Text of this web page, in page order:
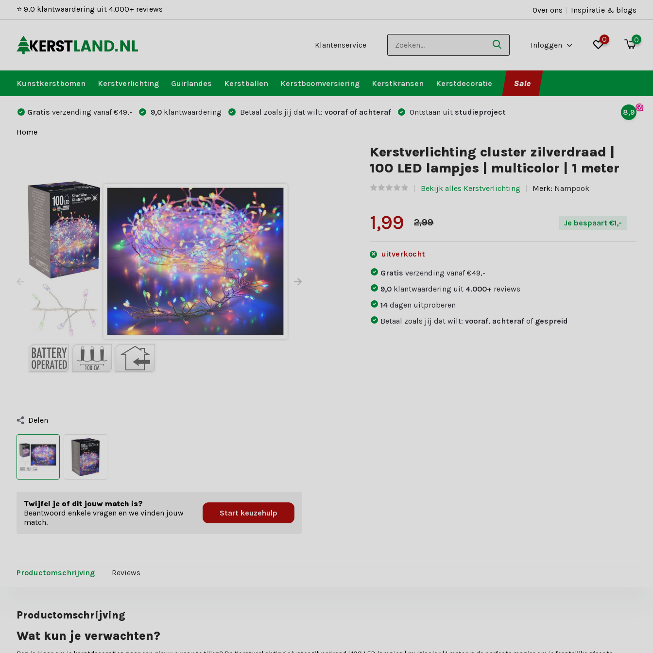
⭐ 9,0 klantwaardering uit 4.000+ reviews Over ons | Inspiratie & blogs
Klantenservice Inloggen
0 0
Kunstkerstbomen Kerstverlichting Guirlandes Kerstballen Kerstboomversiering Kerstkransen Kerstdecoratie Sale
Gratis verzending vanaf €49,- 9,0 klantwaardering Betaal zoals jij dat wilt: vooraf of achteraf Ontstaan uit studieproject 8,9
Home
Delen
Twijfel je of dit jouw match is?
Beantwoord enkele vragen en we vinden jouw
match.
Start keuzehulp
Kerstverlichting cluster zilverdraad |
100 LED lampjes | multicolor | 1 meter
Bekijk alles Kerstverlichting Merk: Nampook
1,99 2,99 Je bespaart €1,-
uitverkocht
Gratisverzending vanaf €49,-
9,0 klantwaardering uit 4.000+ reviews
14dagen uitproberen
Betaal zoals jij dat wilt:vooraf, achteraf of gespreid
Productomschrijving Reviews
Productomschrijving
Wat kun je verwachten?